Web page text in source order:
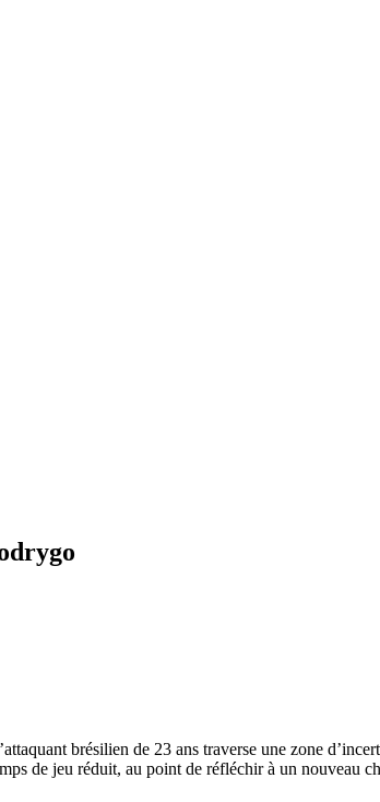
brésilien de 23 ans traverse une zone
de jeu réduit, au point de réfléchir à un nouveau